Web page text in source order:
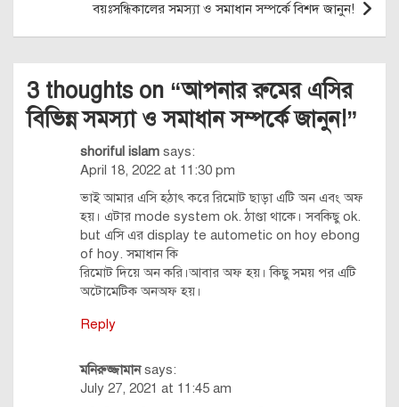
বয়ঃসন্ধিকালের সমস্যা ও সমাধান সম্পর্কে বিশদ জানুন!
3 thoughts on “আপনার রুমের এসির
বিভিন্ন সমস্যা ও সমাধান সম্পর্কে জানুন!”
shoriful islam says:
April 18, 2022 at 11:30 pm
ভাই আমার এসি হঠাৎ করে রিমোট ছাড়া এটি অন এবং অফ
হয়। এটার mode system ok. ঠাণ্ডা থাকে। সবকিছু ok.
but এসি এর display te autometic on hoy ebong
of hoy. সমাধান কি
রিমোট দিয়ে অন করি।আবার অফ হয়। কিছু সময় পর এটি
অটোমেটিক অনঅফ হয়।
Reply
মনিরুজ্জামান says:
July 27, 2021 at 11:45 am